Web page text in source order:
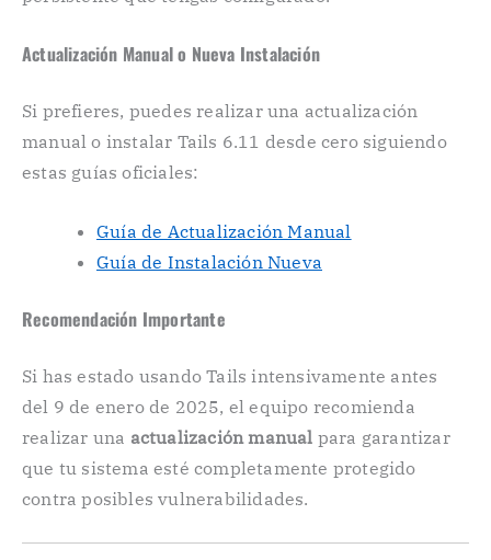
Actualización Manual o Nueva Instalación
Si prefieres, puedes realizar una actualización
manual o instalar Tails 6.11 desde cero siguiendo
estas guías oficiales:
Guía de Actualización Manual
Guía de Instalación Nueva
Recomendación Importante
Si has estado usando Tails intensivamente antes
del 9 de enero de 2025, el equipo recomienda
realizar una actualización manual para garantizar
que tu sistema esté completamente protegido
contra posibles vulnerabilidades.